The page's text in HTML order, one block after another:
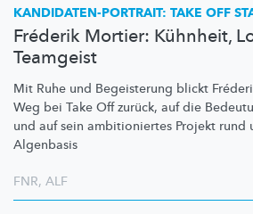
KANDIDATEN-PORTRAIT: TAKE OFF
Fréderik Mortier: Kühnheit,
Teamgeist
Mit Ruhe und Begeisterung blickt
Weg bei Take Off zurück, auf die
und auf sein ambitioniertes Projekt rund
Algenbasis
FNR, ALF